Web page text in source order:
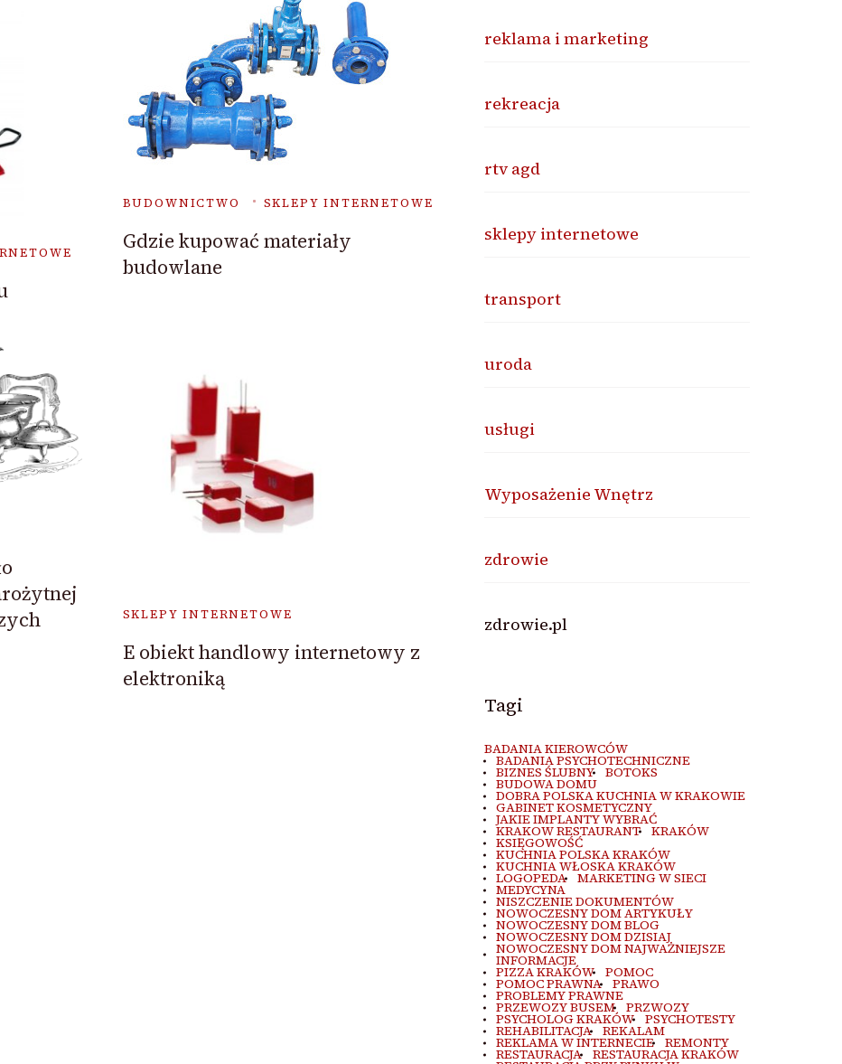
BUDOWNICTWO SKLEPY INTERNETOWE
Gdzie kupować materiały
budowlane
SKLEPY INTERNETOWE
E obiekt handlowy internetowy z
elektroniką
reklama i marketing
rekreacja
rtv agd
sklepy internetowe
transport
uroda
usługi
Wyposażenie Wnętrz
zdrowie
zdrowie.pl
Tagi
BADANIA KIEROWCÓW
BADANIA PSYCHOTECHNICZNE
BIZNES ŚLUBNY BOTOKS
BUDOWA DOMU
DOBRA POLSKA KUCHNIA W KRAKOWIE
GABINET KOSMETYCZNY
JAKIE IMPLANTY WYBRAĆ
KRAKOW RESTAURANT KRAKÓW
KSIĘGOWOŚĆ
KUCHNIA POLSKA KRAKÓW
KUCHNIA WŁOSKA KRAKÓW
LOGOPEDA MARKETING W SIECI
MEDYCYNA
NISZCZENIE DOKUMENTÓW
NOWOCZESNY DOM ARTYKUŁY
NOWOCZESNY DOM BLOG
NOWOCZESNY DOM DZISIAJ
NOWOCZESNY DOM NAJWAŻNIEJSZE
INFORMACJE
PIZZA KRAKÓW POMOC
POMOC PRAWNA PRAWO
PROBLEMY PRAWNE
PRZEWOZY BUSEM PRZWOZY
PSYCHOLOG KRAKÓW PSYCHOTESTY
REHABILITACJA REKALAM
REKLAMA W INTERNECIE REMONTY
RESTAURACJA RESTAURACJA KRAKÓW